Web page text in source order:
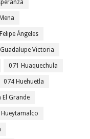
Ángeles
Victoria
071 Huaquechula
074 Huehuetla
El Grande